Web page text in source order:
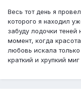
Весь тот день я
которого я находил
забуду лодочки
момент, когда
любовь искала
краткий и хрупкий